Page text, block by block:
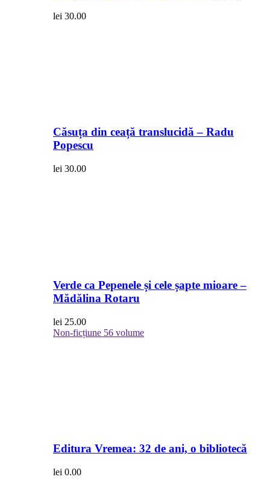
lei 30.00
Căsuța din ceață translucidă – Radu
Popescu
lei 30.00
Verde ca Pepenele și cele șapte mioare –
Mădălina Rotaru
lei 25.00
Non-ficțiune 56 volume
Editura Vremea: 32 de ani, o bibliotecă
lei 0.00